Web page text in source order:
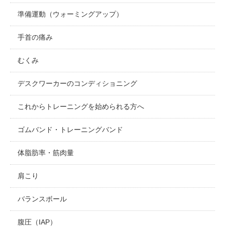
準備運動（ウォーミングアップ）
手首の痛み
むくみ
デスクワーカーのコンディショニング
これからトレーニングを始められる方へ
ゴムバンド・トレーニングバンド
体脂肪率・筋肉量
肩こり
バランスボール
腹圧（IAP）